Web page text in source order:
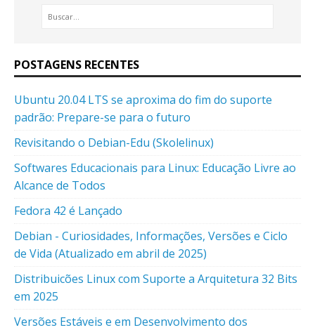
POSTAGENS RECENTES
Ubuntu 20.04 LTS se aproxima do fim do suporte
padrão: Prepare-se para o futuro
Revisitando o Debian-Edu (Skolelinux)
Softwares Educacionais para Linux: Educação Livre ao
Alcance de Todos
Fedora 42 é Lançado
Debian - Curiosidades, Informações, Versões e Ciclo
de Vida (Atualizado em abril de 2025)
Distribuicões Linux com Suporte a Arquitetura 32 Bits
em 2025
Versões Estáveis e em Desenvolvimento dos